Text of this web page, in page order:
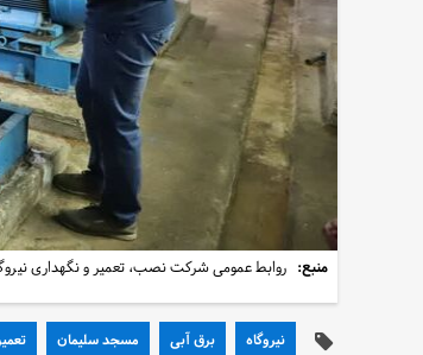
منبع: روابط عمومی شرکت نصب، تعمیر و نگهداری
نیروگاه برق آبی مسجد سلیمان